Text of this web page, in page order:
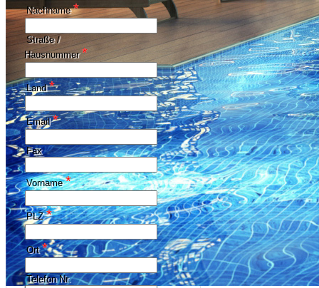
Nachname*
Straße /
Hausnummer*
Land*
Email*
Fax
Vorname*
PLZ*
Ort*
Telefon Nr.